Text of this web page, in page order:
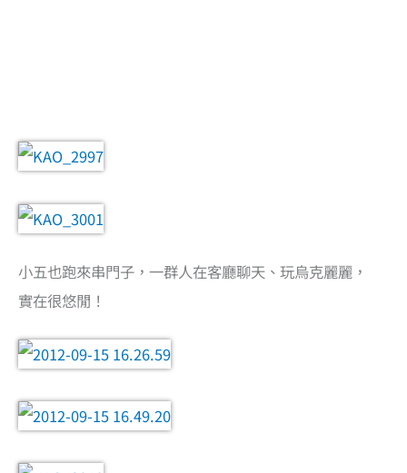
小五也跑來串門子，一群人在客廳聊天、玩烏克麗麗，
實在很悠閒！